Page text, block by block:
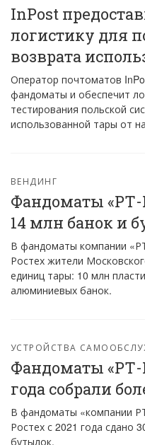
InPost
логистику для
возврата
Оператор почтоматов
фандоматы и обеспечит
тестирования польской
использованной тары от
ВЕНДИНГ
Фандоматы «РТ-
14 млн банок и
В фандоматы компании
Ростех жители
единиц тары: 10 млн
алюминиевых банок.
УСТРОЙСТВА
Фандоматы «РТ-
года собрали
В фандоматы «компании
Ростех с 2021 года сдано
бутылок.